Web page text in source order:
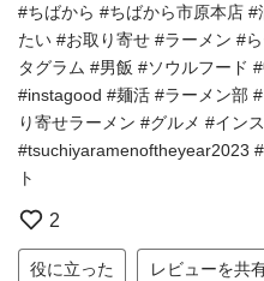
#ちばから #ちばから市原本店
たい #お取り寄せ #ラーメン #
タグラム #男飯 #ソウルフード
#instagood #麺活 #ラーメン部
り寄せラーメン #グルメ #イン
#tsuchiyaramenoftheyear2023
ト
2
役に立った レビューを共